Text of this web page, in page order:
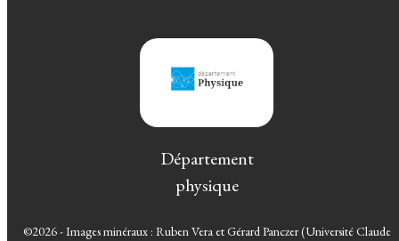
Département
physique
©2026 - Images minéraux : Ruben Vera et Gérard Panczer (Université Claude